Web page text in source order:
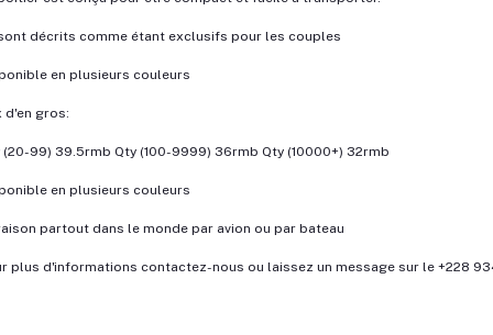
décrits comme étant exclusifs pour les couples
en plusieurs couleurs
d'en gros:
(20-99) 39.5rmb Qty (100-9999) 36rmb Qty (10000+) 32rmb
en plusieurs couleurs
partout dans le monde par avion ou par bateau
plus d'informations contactez-nous ou laissez un message sur le +228